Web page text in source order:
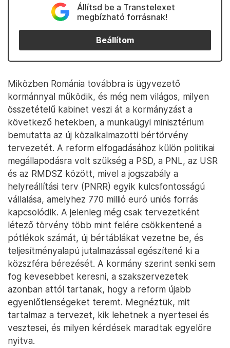
Állítsd be a Transtelexet
megbízható forrásnak!
Beállítom
Miközben Románia továbbra is ügyvezető
kormánnyal működik, és még nem világos, milyen
összetételű kabinet veszi át a kormányzást a
következő hetekben, a munkaügyi minisztérium
bemutatta az új közalkalmazotti bértörvény
tervezetét. A reform elfogadásához külön politikai
megállapodásra volt szükség a PSD, a PNL, az USR
és az RMDSZ között, mivel a jogszabály a
helyreállítási terv (PNRR) egyik kulcsfontosságú
vállalása, amelyhez 770 millió euró uniós forrás
kapcsolódik. A jelenleg még csak tervezetként
létező törvény több mint felére csökkentené a
pótlékok számát, új bértáblákat vezetne be, és
teljesítményalapú jutalmazással egészítené ki a
közszféra bérezését. A kormány szerint senki sem
fog kevesebbet keresni, a szakszervezetek
azonban attól tartanak, hogy a reform újabb
egyenlőtlenségeket teremt. Megnéztük, mit
tartalmaz a tervezet, kik lehetnek a nyertesei és
vesztesei, és milyen kérdések maradtak egyelőre
nyitva.